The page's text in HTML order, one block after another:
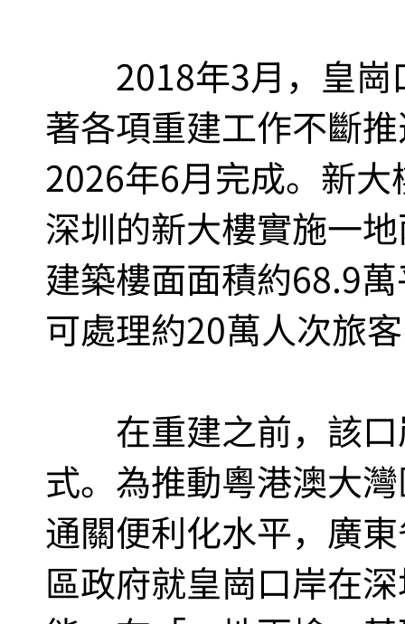
2018年3月，皇崗
著各項重建工作不斷
2026年6月完成。新
深圳的新大樓實施一
建築樓面面積約68.9
可處理約20萬人次旅
在重建之前，該口
式。為推動粵港澳大
通關便利化水平，廣
區政府就皇崗口岸在